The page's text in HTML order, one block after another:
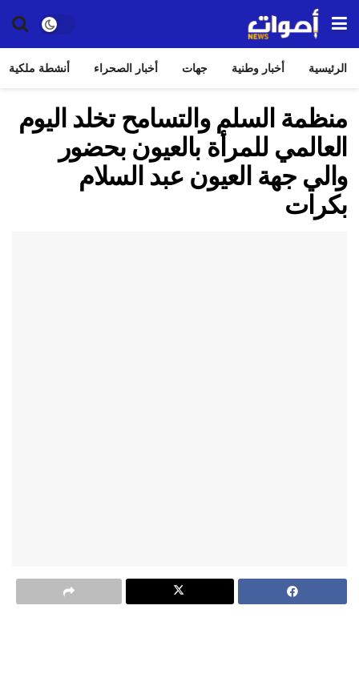
الرئيسية أخبار وطنية جهات أخبار الصحراء أنشطة ملكية
منظمة السلم والتسامح تخلد اليوم
العالمي للمرأة بالعيون بحضور
والي جهة العيون عبد السلام
بكرات